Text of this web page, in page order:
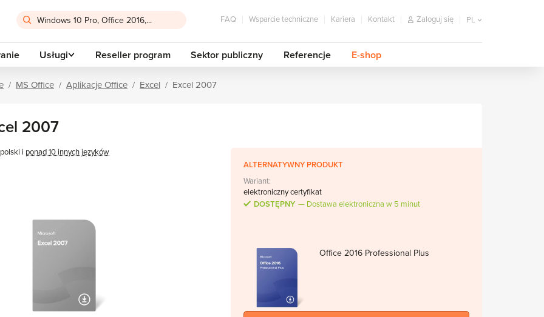
FAQ Wsparcie techniczne Kariera Kontakt Zaloguj się PL
Usługi Reseller program Sektor publiczny Referencje E-shop
MS Office Aplikacje Office Excel Excel 2007
2007
polski i ponad 10 innych języków
ALTERNATYWNY PRODUKT
Wariant:
elektroniczny certyfikat
DOSTĘPNY
Dostawa elektroniczna w 5 minut
Office 2016 Professional Plus